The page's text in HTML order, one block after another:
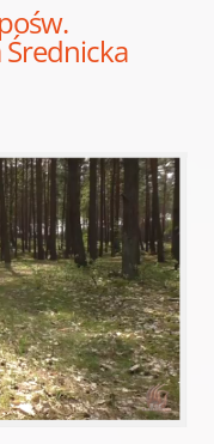
Średnicka